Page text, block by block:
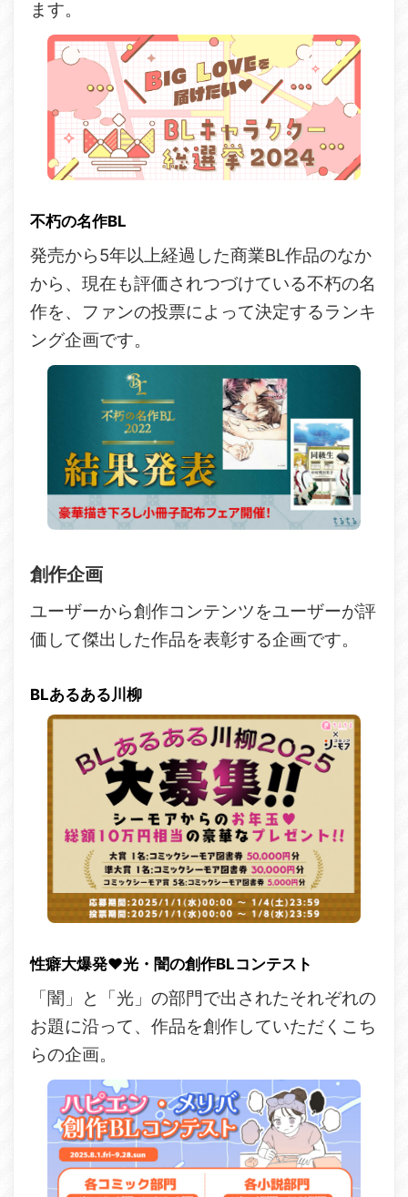
ます。
不朽の名作BL
発売から5年以上経過した商業BL作品のなか
から、現在も評価されつづけている不朽の名
作を、ファンの投票によって決定するランキ
ング企画です。
創作企画
ユーザーから創作コンテンツをユーザーが評
価して傑出した作品を表彰する企画です。
BLあるある川柳
性癖大爆発♥光・闇の創作BLコンテスト
「闇」と「光」の部門で出されたそれぞれの
お題に沿って、作品を創作していただくこち
らの企画。